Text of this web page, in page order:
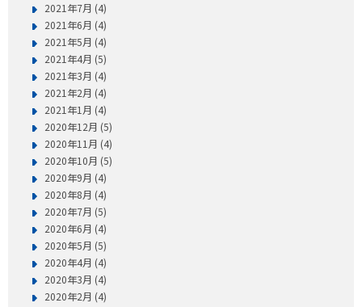
2021年7月 (4)
2021年6月 (4)
2021年5月 (4)
2021年4月 (5)
2021年3月 (4)
2021年2月 (4)
2021年1月 (4)
2020年12月 (5)
2020年11月 (4)
2020年10月 (5)
2020年9月 (4)
2020年8月 (4)
2020年7月 (5)
2020年6月 (4)
2020年5月 (5)
2020年4月 (4)
2020年3月 (4)
2020年2月 (4)